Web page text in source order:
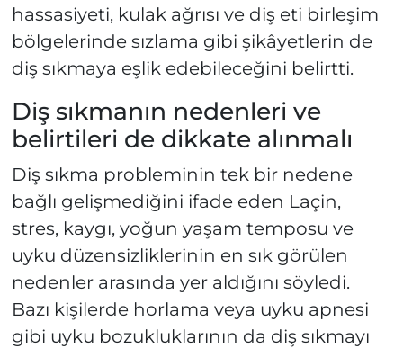
hassasiyeti, kulak ağrısı ve diş eti birleşim
bölgelerinde sızlama gibi şikâyetlerin de
diş sıkmaya eşlik edebileceğini belirtti.
Diş sıkmanın nedenleri ve
belirtileri de dikkate alınmalı
Diş sıkma probleminin tek bir nedene
bağlı gelişmediğini ifade eden Laçin,
stres, kaygı, yoğun yaşam temposu ve
uyku düzensizliklerinin en sık görülen
nedenler arasında yer aldığını söyledi.
Bazı kişilerde horlama veya uyku apnesi
gibi uyku bozukluklarının da diş sıkmayı